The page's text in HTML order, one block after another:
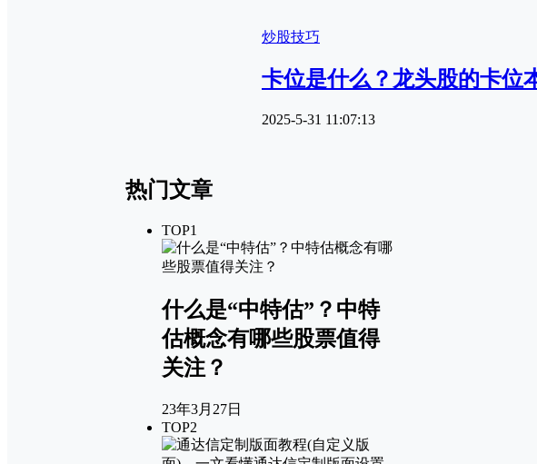
炒股技巧
卡位是什么？龙头股的卡位
2025-5-31 11:07:13
热门文章
TOP1
什么是“中特估”？中特
估概念有哪些股票值得
关注？
23年3月27日
TOP2